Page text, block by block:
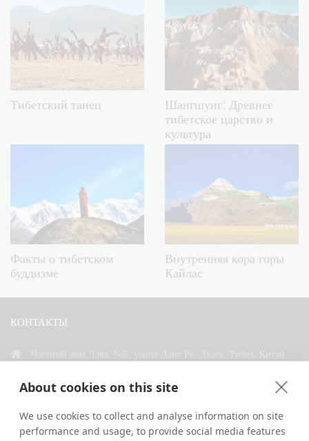
About cookies on this site
We use cookies to collect and analyse information on site
performance and usage, to provide social media features
Тибетский танец
Шангшунг: Древнее
тибетское царство и
культура
Факты о тибетском
буддизме
Внутренняя кора горы
Кайлас
КОНТАКТЫ
СВЯЗАТЬСЯ С НАМИ